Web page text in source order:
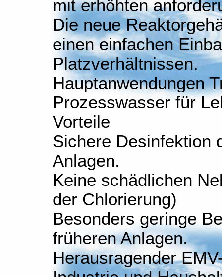
mit erhöhten
Die neue
einen einfachen
Platzverhältnissen.
Hauptanwendungen
Prozesswasser für
Vorteile
Sichere Desinfektion
Anlagen.
Keine schädlichen
der Chlorierung)
Besonders geringe
früheren Anlagen.
Herausragender